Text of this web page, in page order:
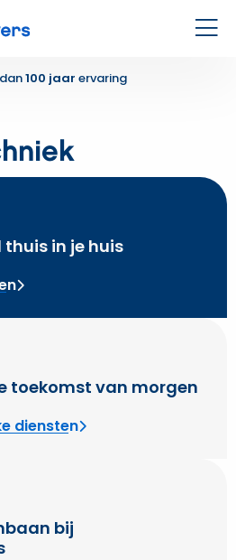
100 jaar ervaring
in je huis
toekomst van morgen
diensten
bij